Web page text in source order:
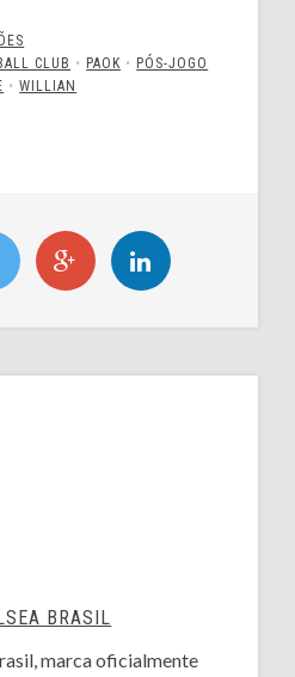
CLUB • PAOK • PÓS-JOGO
•WILLIAN
BRASIL
marca oficialmente